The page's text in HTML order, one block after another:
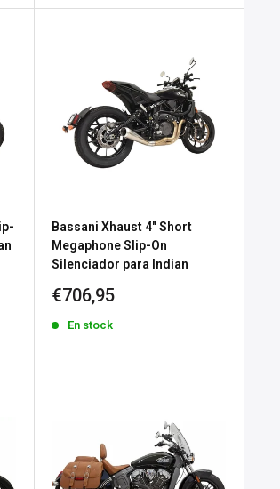
Bassani Xhaust 4" Short
Megaphone Slip-On
Silenciador para Indian
Precio
venta
€706,95
En stock